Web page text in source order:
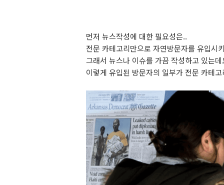
먼저 뉴스작성에 대한 필요성은..
전문 카테고리만으로 자연방문자를 유입시
그래서 뉴스나 이슈를 가끔 작성하고 있는데
이렇게 유입된 방문자의 일부가 전문 카테